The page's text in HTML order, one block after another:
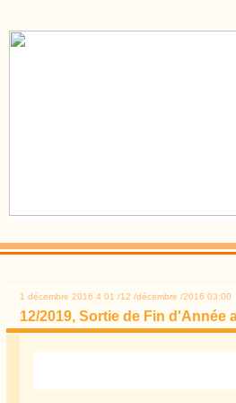
1 décembre 2016 4 01 /12 /décembre /2016 03:00
12/2019, Sortie de Fin d'Année